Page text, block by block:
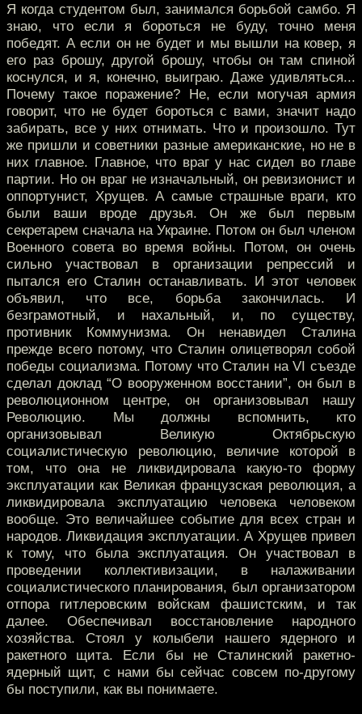
Я когда студентом был, занимался борьбой самбо. Я
знаю, что если я бороться не буду, точно меня
победят. А если он не будет и мы вышли на ковер, я
его раз брошу, другой брошу, чтобы он там спиной
коснулся, и я, конечно, выиграю. Даже удивляться...
Почему такое поражение? Не, если могучая армия
говорит, что не будет бороться с вами, значит надо
забирать, все у них отнимать. Что и произошло. Тут
же пришли и советники разные американские, но не в
них главное. Главное, что враг у нас сидел во главе
партии. Но он враг не изначальный, он ревизионист и
оппортунист, Хрущев. А самые страшные враги, кто
были ваши вроде друзья. Он же был первым
секретарем сначала на Украине. Потом он был членом
Военного совета во время войны. Потом, он очень
сильно участвовал в организации репрессий и
пытался его Сталин останавливать. И этот человек
объявил, что все, борьба закончилась. И
безграмотный, и нахальный, и, по существу,
противник Коммунизма. Он ненавидел Сталина
прежде всего потому, что Сталин олицетворял собой
победы социализма. Потому что Сталин на VI съезде
сделал доклад “О вооруженном восстании”, он был в
революционном центре, он организовывал нашу
Революцию. Мы должны вспомнить, кто
организовывал Великую Октябрьскую
социалистическую революцию, величие которой в
том, что она не ликвидировала какую-то форму
эксплуатации как Великая французская революция, а
ликвидировала эксплуатацию человека человеком
вообще. Это величайшее событие для всех стран и
народов. Ликвидация эксплуатации. А Хрущев привел
к тому, что была эксплуатация. Он участвовал в
проведении коллективизации, в налаживании
социалистического планирования, был организатором
отпора гитлеровским войскам фашистским, и так
далее. Обеспечивал восстановление народного
хозяйства. Стоял у колыбели нашего ядерного и
ракетного щита. Если бы не Сталинский ракетно-
ядерный щит, с нами бы сейчас совсем по-другому
бы поступили, как вы понимаете.